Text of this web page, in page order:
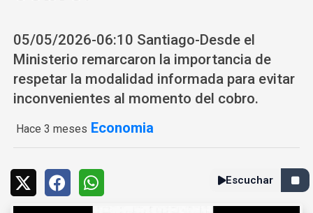
05/05/2026-06:10 Santiago-Desde el
Ministerio remarcaron la importancia de
respetar la modalidad informada para evitar
inconvenientes al momento del cobro.
Hace 3 meses Economia
Escuchar